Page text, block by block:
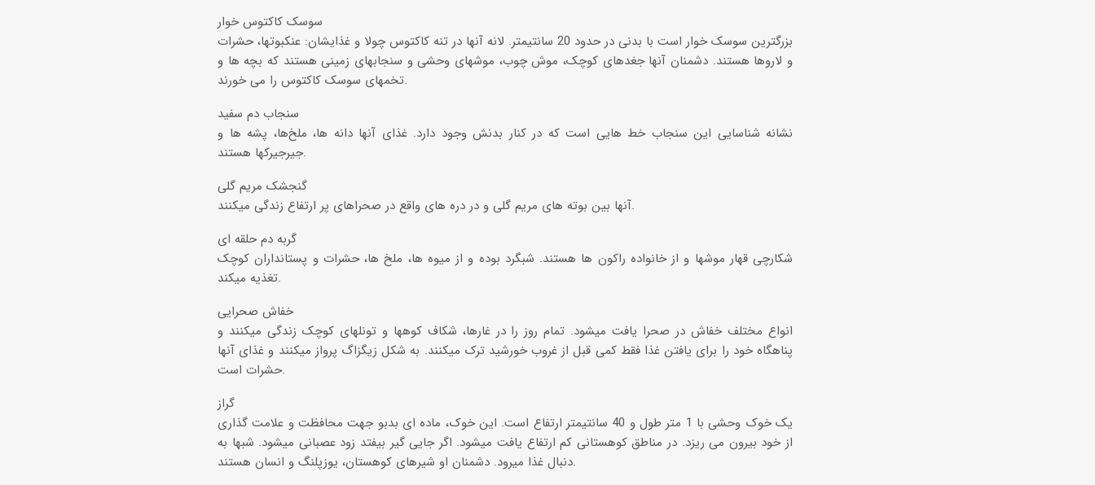
سوسک کاکتوس خوار
بزرگترین سوسک خوار است با بدنی در حدود 20 سانتیمتر. لانه آنها در تنه کاکتوس چولا و غذایشان: عنکبوتها، حشرات
و لاروها هستند. دشمنان آنها جغدهای کوچک، موش چوب، موشهای وحشی و سنجابهای زمینی هستند که بچه ها و
تخمهای سوسک کاکتوس را می خورند.
سنجاب دم سفید
نشانه شناسایی این سنجاب خط هایی است که در کنار بدنش وجود دارد. غذای آنها دانه ها، ملخ‌ها، پشه ها و
جیرجیرکها هستند.
گنجشک مریم گلی
آنها بین بوته های مریم گلی و در دره های واقع در صحراهای پر ارتفاع زندگی میکنند.
گربه دم حلقه ای
شکارچی قهار موشها و از خانواده راکون ها هستند. شبگرد بوده و از میوه ها، ملخ ها، حشرات و پستانداران کوچک
تغذیه میکند.
خفاش صحرایی
انواع مختلف خفاش در صحرا یافت میشود. تمام روز را در غارها، شکاف کوهها و تونلهای کوچک زندگی میکنند و
پناهگاه خود را برای یافتن غذا فقط کمی قبل از غروب خورشید ترک میکنند. به شکل زیگزاگ پرواز میکنند و غذای آنها
حشرات است.
گراز
یک خوک وحشی با 1 متر طول و 40 سانتیمتر ارتفاع است. این خوک، ماده ای بدبو جهت محافظت و علامت گذاری
از خود بیرون می ریزد. در مناطق کوهستانی کم ارتفاع یافت میشود. اگر جایی گیر بیفتد زود عصبانی میشود. شبها به
دنبال غذا میرود. دشمنان او شیرهای کوهستان، یوزپلنگ و انسان هستند.